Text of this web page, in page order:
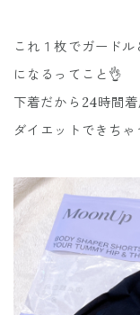
これ１枚でガード
になるってこと👌
下着だから24時間
ダイエットできちゃ